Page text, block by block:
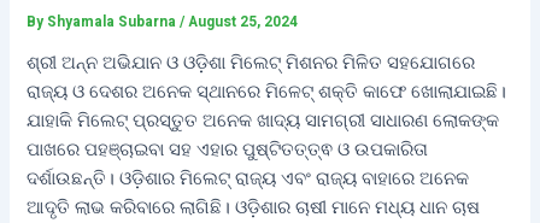
By Shyamala Subarna/August 25, 2024
ଶ୍ରୀ ଅନ୍ନ ଅଭିଯାନ ଓ ଓଡ଼ିଶା ମିଲେଟ୍ ମିଶନର ମିଳିତ ସହଯୋଗରେ
ରାଜ୍ୟ ଓ ଦେଶର ଅନେକ ସ୍ଥାନରେ ମିଳେଟ୍ ଶକ୍ତି କାଫେ ଖୋଲାଯାଇଛି।
ଯାହାକି ମିଲେଟ୍ ପ୍ରସ୍ତୁତ ଅନେକ ଖାଦ୍ୟ ସାମଗ୍ରୀ ସାଧାରଣ ଲୋକଙ୍କ
ପାଖରେ ପହଞ୍ଚାଇବା ସହ ଏହାର ପୁଷ୍ଟିତତ୍ତ୍ଵ ଓ ଉପକାରିତା
ଦର୍ଶାଉଛନ୍ତି। ଓଡ଼ିଶାର ମିଲେଟ୍ ରାଜ୍ୟ ଏବଂ ରାଜ୍ୟ ବାହାରେ ଅନେକ
ଆଦୃତି ଲାଭ କରିବାରେ ଲାଗିଛି। ଓଡ଼ିଶାର ଚାଷୀ ମାନେ ମଧ୍ୟ ଧାନ ଚାଷ